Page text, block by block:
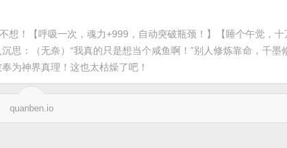
！【呼吸一次，魂力+999，自动突破瓶颈！】【睡个午觉，
：（无奈）“我真的只是想当个咸鱼啊！”别人修炼靠命，千
为神界真理！这也太枯燥了吧！
quanben.io